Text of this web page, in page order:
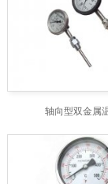
轴向型双金属